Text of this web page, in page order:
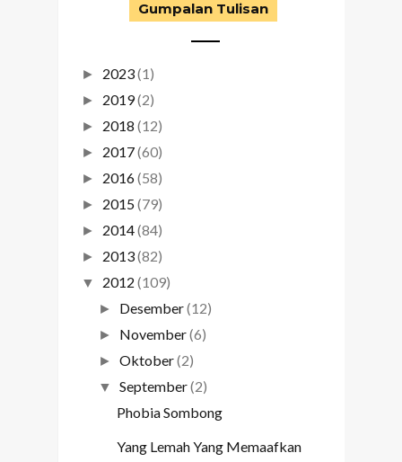
Gumpalan Tulisan
► 2023(1)
► 2019(2)
► 2018 (12)
► 2017(60)
► 2016(58)
► 2015(79)
► 2014(84)
► 2013(82)
▼ 2012 (109)
► Desember(12)
► November(6)
►Oktober(2)
▼ September(2)
Phobia Sombong
Yang Lemah Yang Memaafkan